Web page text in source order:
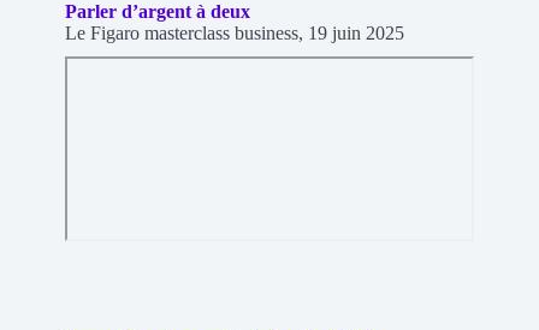
Parler d’argent à deux
Le Figaro masterclass business, 19 juin 2025